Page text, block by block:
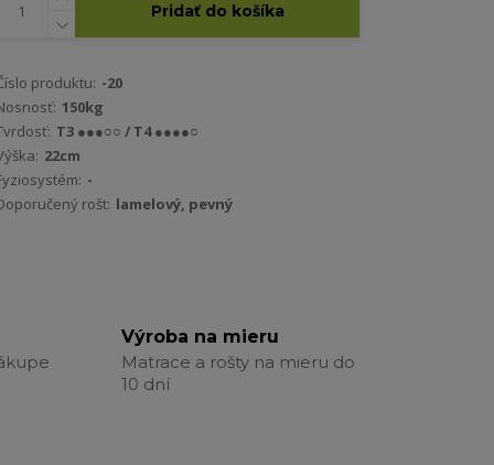
Pridať do košíka
produktu: -20
150kg
T3 ●●●○○ / T4 ●●●●○
22cm
-
rošt: lamelový, pevný
Výroba na mieru
Matrace a rošty na mieru do
10 dní